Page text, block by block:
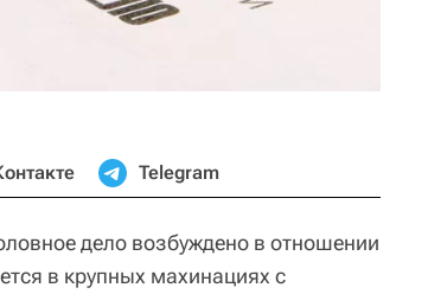
Telegram
дело возбуждено в отношении
в крупных махинациях с